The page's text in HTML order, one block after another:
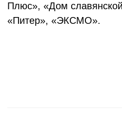
Плюс», «Дом
«Питер», «ЭКСМО».